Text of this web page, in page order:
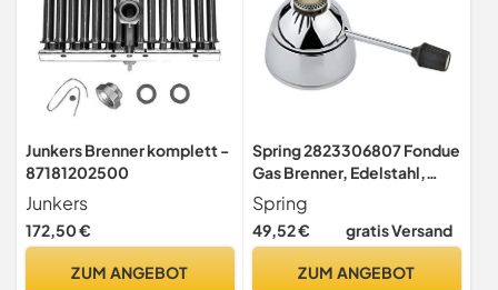
Junkers Brenner komplett -
87181202500
Junkers
172,50 €
ZUM ANGEBOT
Spring 2823306807 Fondue
Gas Brenner, Edelstahl,
silber, 7,4 x 9,2 x 16,6 cm
Spring
49,52 € gratis Versand
ZUM ANGEBOT